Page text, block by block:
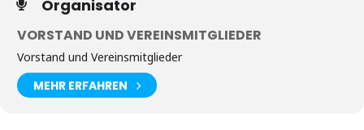
Organisator
VORSTAND UND VEREINSMITGLIEDER
Vorstand und Vereinsmitglieder
MEHR ERFAHREN